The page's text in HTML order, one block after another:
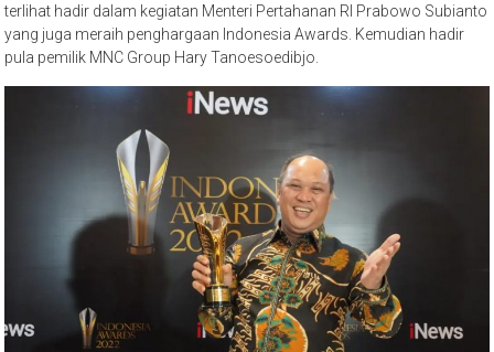
terlihat hadir dalam kegiatan Menteri Pertahanan RI Prabowo Subianto
yang juga meraih penghargaan Indonesia Awards. Kemudian hadir
pula pemilik MNC Group Hary Tanoesoedibjo.